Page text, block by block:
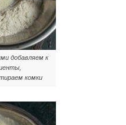
добавляем к
комки